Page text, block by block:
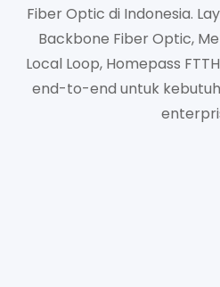
Fiber Optic di Indonesia.
Backbone Fiber Optic,
Local Loop, Homepass
end-to-end untuk